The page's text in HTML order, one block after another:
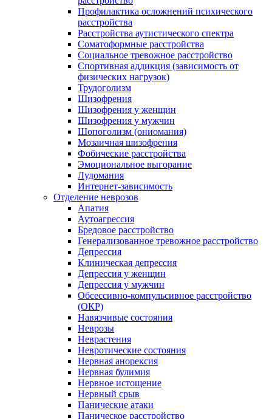
Профилактика осложнений психического
расстройства
Расстройства аутистического спектра
Соматоформные расстройства
Социальное тревожное расстройство
Спортивная аддикция (зависимость от
физических нагрузок)
Трудоголизм
Шизофрения
Шизофрения у женщин
Шизофрения у мужчин
Шопоголизм (ониомания)
Мозаичная шизофрения
Фобические расстройства
Эмоциональное выгорание
Лудомания
Интернет-зависимость
Отделение неврозов
Апатия
Аутоагрессия
Бредовое расстройство
Генерализованное тревожное расстройство
Депрессия
Клиническая депрессия
Депрессия у женщин
Депрессия у мужчин
Обсессивно-компульсивное расстройство
(ОКР)
Навязчивые состояния
Неврозы
Неврастения
Невротические состояния
Нервная анорексия
Нервная булимия
Нервное истощение
Нервный срыв
Панические атаки
Паническое расстройство